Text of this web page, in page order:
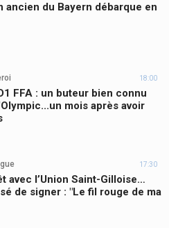
ancien du Bayern débarque en
18:00
FFA : un buteur bien connu
mois après avoir
17:30
avec l’Union Saint-Gilloise…
de signer : "Le fil rouge de ma